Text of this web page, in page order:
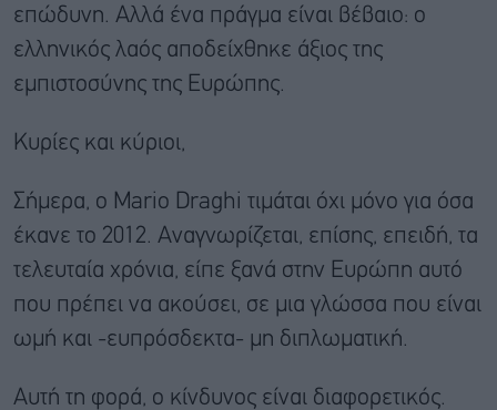
επώδυνη. Αλλά ένα πράγμα είναι βέβαιο: ο
ελληνικός λαός αποδείχθηκε άξιος της
εμπιστοσύνης της Ευρώπης.
Κυρίες και κύριοι,
Σήμερα, ο Mario Draghi τιμάται όχι μόνο για όσα
έκανε το 2012. Αναγνωρίζεται, επίσης, επειδή, τα
τελευταία χρόνια, είπε ξανά στην Ευρώπη αυτό
που πρέπει να ακούσει, σε μια γλώσσα που είναι
ωμή και -ευπρόσδεκτα- μη διπλωματική.
Αυτή τη φορά, ο κίνδυνος είναι διαφορετικός.